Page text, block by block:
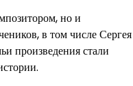
но и
в том числе Сергея
произведения стали